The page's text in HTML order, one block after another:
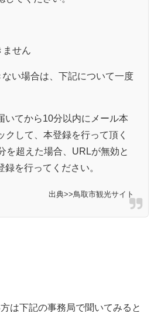
ません
ない場合は、下記について一度
いてから10分以内にメール本
クして、本登録を行って頂く
を超えた場合、 URLが無効と
を行ってください。
出典>>鳥取市観光サイト
は下記の事務局で聞いてみると